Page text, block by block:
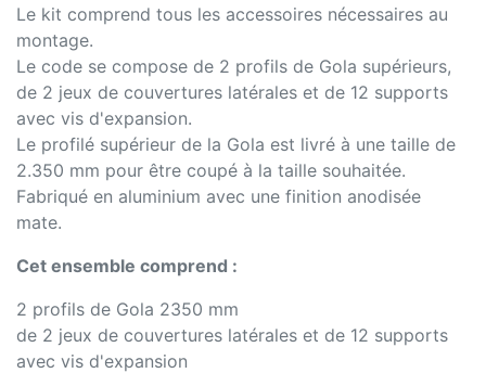
Le kit comprend tous les accessoires nécessaires au
montage.
Le code se compose de 2 profils de Gola supérieurs,
de 2 jeux de couvertures latérales et de 12 supports
avec vis d'expansion.
Le profilé supérieur de la Gola est livré à une taille de
2.350 mm pour être coupé à la taille souhaitée.
Fabriqué en aluminium avec une finition anodisée
mate.
Cet ensemble comprend :
2 profils de Gola 2350 mm
de 2 jeux de couvertures latérales et de 12 supports
avec vis d'expansion